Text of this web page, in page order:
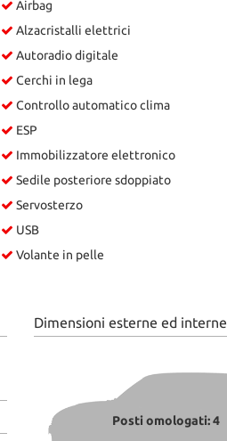
Airbag
Alzacristalli elettrici
Autoradio digitale
Cerchi in lega
Controllo automatico clima
ESP
Immobilizzatore elettronico
Sedile posteriore sdoppiato
Servosterzo
USB
Volante in pelle
Dimensioni esterne ed interne
Posti omologati: 4